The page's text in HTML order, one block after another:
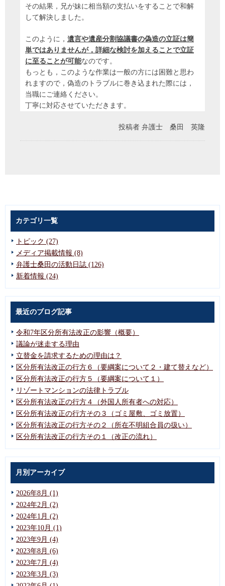
その結果，兄が妹に相当額の支払いをすることで和解
して解決しました。
このように， 遺言や遺産分割協議書の偽造の立証は簡
単ではありませんが，詳細な検討を加えることで立証
に至ることが可能なのです。
もっとも，このような作業は一般の方には困難と思わ
れますので，偽造のトラブルに巻き込まれた際には，
当職にご連絡ください。
丁寧に対応させていただきます。
投稿者 弁護士 桑田 英隆
カテゴリ一覧
トピック (27)
メディア掲載情報 (8)
弁護士桑田の活動日誌 (126)
新着情報 (24)
最近のブログ記事
令和7年区分所有法改正の影響（概要）
議論が迷走する理由
立替金を請求するための理由は？
区分所有法改正の行方６（要綱案について２・建て替えなど）
区分所有法改正の行方５（要綱案について１）
リゾートマンションの法律トラブル
区分所有法改正の行方４（外国人所有者への対応）
区分所有法改正の行方その３（ゴミ屋敷、ゴミ放置）
区分所有法改正の行方その２（所在不明組合員の扱い）
区分所有法改正の行方その１（改正の流れ）
月別アーカイブ
2026年8月 (1)
2024年2月 (2)
2024年1月 (2)
2023年10月 (1)
2023年9月 (4)
2023年8月 (6)
2023年7月 (4)
2023年3月 (3)